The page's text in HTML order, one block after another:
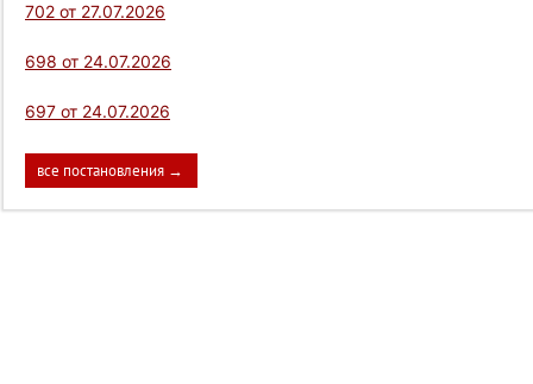
702 от 27.07.2026
698 от 24.07.2026
697 от 24.07.2026
все постановления →